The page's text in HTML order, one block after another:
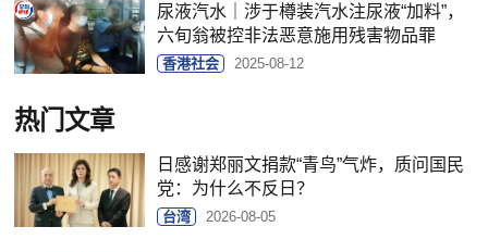
尿液汽水｜涉于樽装汽水注尿液“加料”，
六旬翁被控非法恶意施用残害物品罪
香港社会 2025-08-12
热门文章
日感谢郑丽文捐款“青鸟”气炸，质问国民
党：为什么不反日？
台湾 2026-08-05